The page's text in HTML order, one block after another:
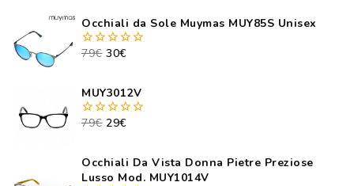
Occhiali da Sole Muymas MUY85S Unisex
0
5
79€ 30€
MUY3012V
0
5
79€ 29€
Occhiali Da Vista Donna Pietre Preziose
Lusso Mod. MUY1014V